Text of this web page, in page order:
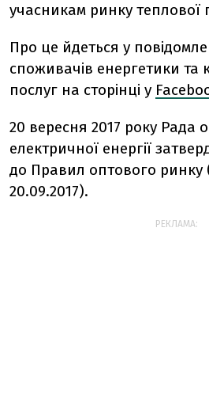
учасникам ринку теплової
Про це йдеться у
споживачів енергетики та
послуг на сторінці у
20 вересня 2017 року Рада
електричної енергії
до Правил оптового ринку
20.09.2017).
РЕКЛАМА: